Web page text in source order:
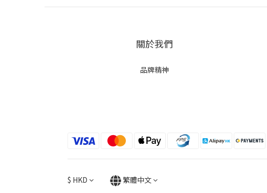
關於我們
品牌精神
$ HKD 繁體中文